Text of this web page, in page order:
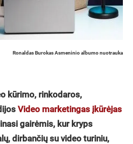
Ronaldas Burokas Asmeninio albumo nuotrauka
kūrimo, rinkodaros,
Video marketingas įkūrėjas
gairėmis, kur kryps
dirbančių su video turiniu,